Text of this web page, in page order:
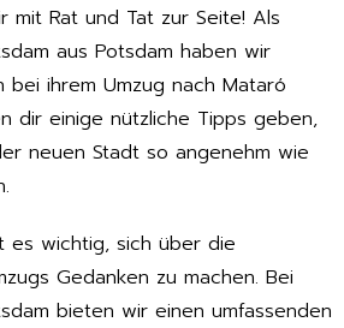
mit Rat und Tat zur Seite! Als
aus Potsdam haben wir
bei ihrem Umzug nach Mataró
dir einige nützliche Tipps geben,
neuen Stadt so angenehm wie
es wichtig, sich über die
Gedanken zu machen. Bei
bieten wir einen umfassenden